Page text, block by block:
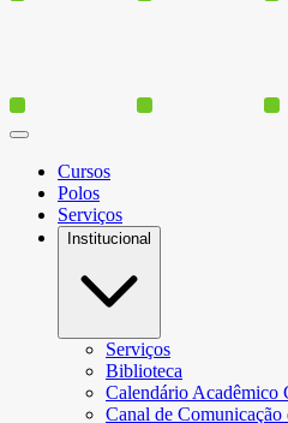
Cursos
Polos
Serviços
Institucional
Serviços
Biblioteca
Calendário Acadêmico
Canal de